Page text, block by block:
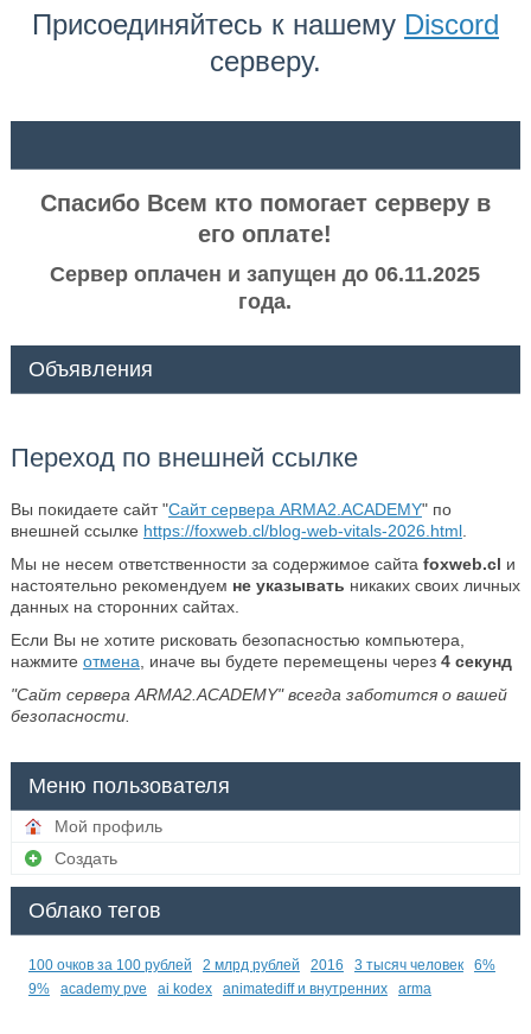
Присоединяйтесь к нашему Discord
серверу.
Спасибо Всем кто помогает серверу в
его оплате!
Сервер оплачен и запущен до 06.11.2025
года.
Объявления
Переход по внешней ссылке
Вы покидаете сайт "Сайт сервера ARMA2.ACADEMY" по
внешней ссылке https://foxweb.cl/blog-web-vitals-2026.html.
Мы не несем ответственности за содержимое сайта foxweb.cl и
настоятельно рекомендуем не указывать никаких своих личных
данных на сторонних сайтах.
Если Вы не хотите рисковать безопасностью компьютера,
нажмите отмена , иначе вы будете перемещены через 4секунд
"Сайт сервера ARMA2.ACADEMY" всегда заботится о вашей
безопасности.
Меню пользователя
Мой профиль
Создать
Облако тегов
100 очков за 100 рублей 2 млрд рублей 2016 3 тысяч человек
6%
9%
academy pve ai kodex animatediff и внутренних arma